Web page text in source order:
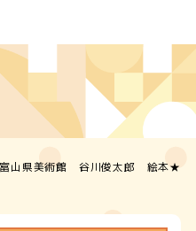
富山県美術館 谷川俊太郎 絵本★